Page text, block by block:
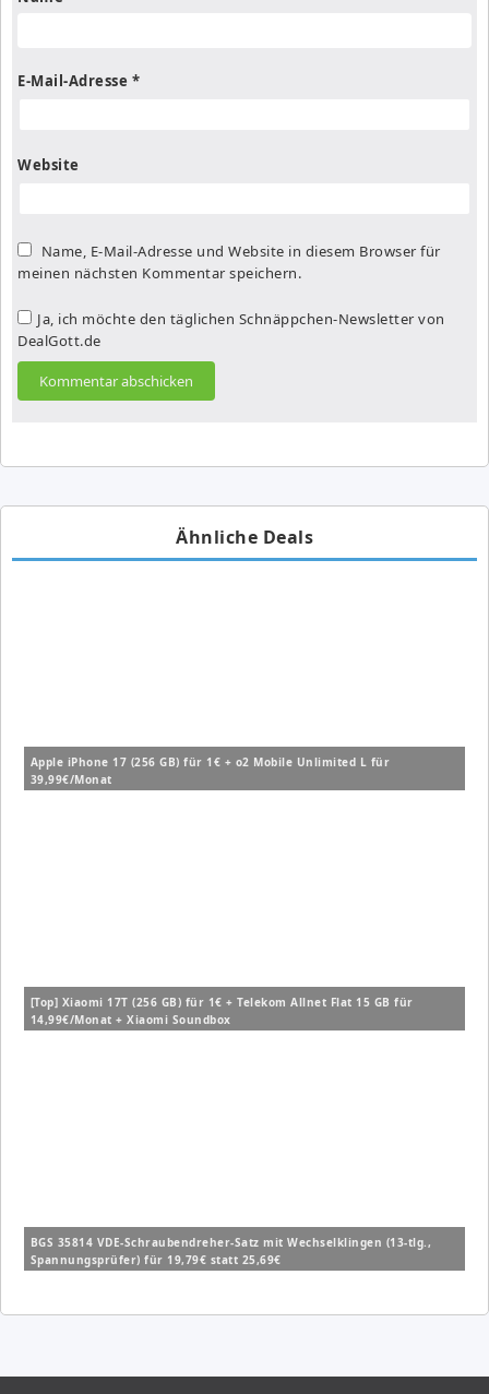
E-Mail-Adresse *
Website
Name, E-Mail-Adresse und Website in diesem Browser für
meinen nächsten Kommentar speichern.
Ja, ich möchte den täglichen Schnäppchen-Newsletter von
DealGott.de
Ähnliche Deals
Apple iPhone 17 (256 GB) für 1€ + o2 Mobile Unlimited L für
39,99€/Monat
[Top] Xiaomi 17T (256 GB) für 1€ + Telekom Allnet Flat 15 GB für
14,99€/Monat + Xiaomi Soundbox
BGS 35814 VDE-Schraubendreher-Satz mit Wechselklingen (13-tlg.,
Spannungsprüfer) für 19,79€ statt 25,69€